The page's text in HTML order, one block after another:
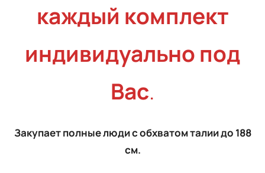
каждый комплект
индивидуально под
Вас.
Закупает полные люди с обхватом талии до 188
см.